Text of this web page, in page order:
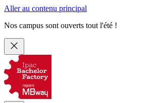
Aller au contenu principal
Nos campus sont ouverts tout l'été !